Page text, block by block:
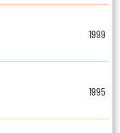
1999
1995